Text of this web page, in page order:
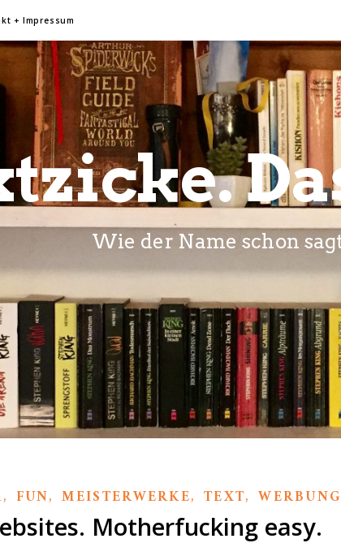
+ Impressum
Wie der Name schon
, FUN,MEISTERWERKE,TEXT,WERBUNG
Motherfucking easy.